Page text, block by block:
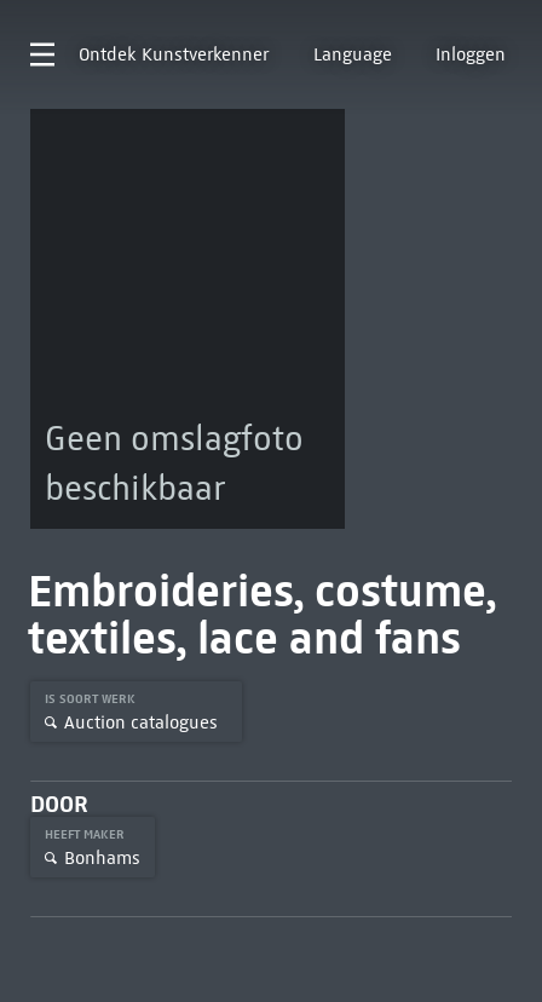
Ontdek Kunstverkenner Language Inloggen
Geen omslagfoto
beschikbaar
Embroideries, costume,
textiles, lace and fans
IS SOORT WERK
Auction catalogues
DOOR
HEEFT MAKER
Bonhams